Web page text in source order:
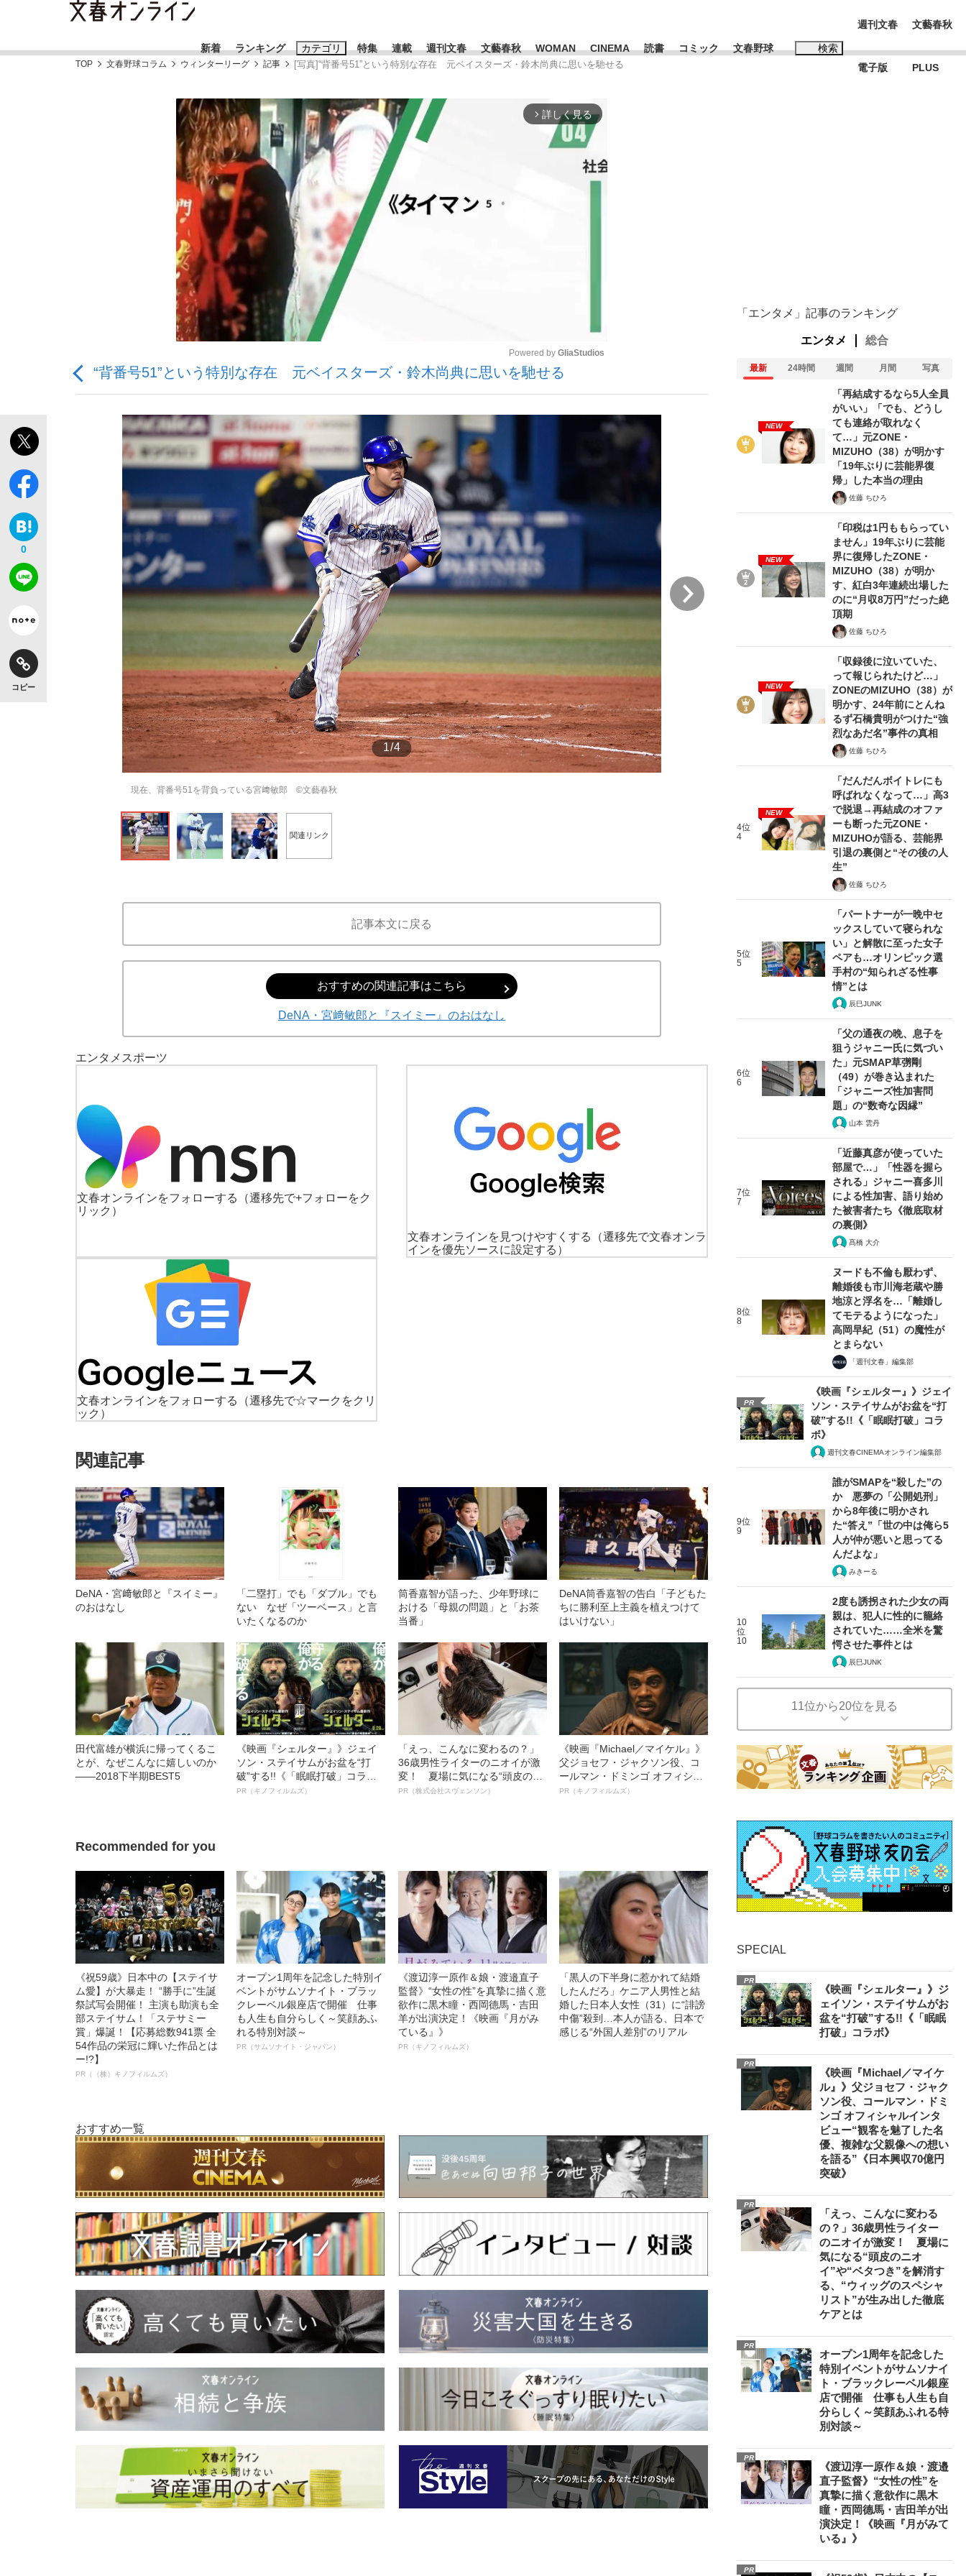
新着 ランキング カテゴリ
「90%は失敗する。でも…」本田圭佑が初めて明かした日本代表監督に...
「敗因分析は一切聞かれなかった」侍ジャパン選手が証言した“NPB聞... 「クマが悪者扱いされているのが悲しい」『北の国から』倉本聰氏（91...
「目標達成できなかったからと言って…」サッカー日本代表・森保一監督...
もっと見る
特集
終戦から81年
観る将棋、読む将棋
キングの誕生を、目撃せよ。
いまさら聞けない資産運用のすべて
もっと見る
連載 週刊文春 文藝春秋 WOMAN CINEMA 読書 コミック 文春野球 検索
おすすめのキーワードタグ一覧
#藤田晋 #三山凌輝 #高市早苗 #内田有紀
#玉木雄一郎
#亀和田武
週刊文春
電子版
文藝春秋
PLUS
TOP 文春野球コラム ウィンターリーグ 記事 [写真]“背番号51”という特別な存在 元ベイスターズ・鈴木尚典に思いを馳せる
arrow_forward_ios 詳しく見る
Mute
Powered by GliaStudios
“背番号51”という特別な存在 元ベイスターズ・鈴木尚典に思いを馳せる
0
コピー
1/4
現在、背番号51を背負っている宮﨑敏郎 ©文藝春秋
2/4
関連リンク
記事本文に戻る
おすすめの関連記事はこちら
DeNA・宮﨑敏郎と『スイミー』のおはなし
エンタメ スポーツ
文春オンラインをフォローする
（遷移先で+フォローをク
リック）
文春オンラインを見つけやすくする
（遷移先で文春オンラ
インを優先ソースに設定する）
文春オンラインをフォローする
（遷移先で☆マークをクリ
ック）
関連記事
DeNA・宮﨑敏郎と『スイミー』
のおはなし
「二塁打」でも「ダブル」でも
ない なぜ「ツーベース」と言
いたくなるのか
筒香嘉智が語った、少年野球に
おける「母親の問題」と「お茶
当番」
DeNA筒香嘉智の告白「子どもた
ちに勝利至上主義を植えつけて
はいけない」
田代富雄が横浜に帰ってくるこ
とが、なぜこんなに嬉しいのか
――2018下半期BEST5
《映画『シェルター』》ジェイ
ソン・ステイサムがお盆を“打
破”する!!《「眠眠打破」コラ
ボ》
PR（キノフィルムズ）
「えっ、こんなに変わるの？」
36歳男性ライターのニオイが激
変！ 夏場に気になる“頭皮のニ
オイ”や“ベタつき”を解消す
PR（株式会社スヴェンソン）
《映画『Michael／マイケル』》
父ジョセフ・ジャクソン役、コ
ールマン・ドミンゴ オフィシャ
ルインタビュー“観客を魅了した
PR（キノフィルムズ）
Recommended for you
《祝59歳》日本中の【ステイサ
ム愛】が大暴走！ “勝手に”生誕
祭試写会開催！ 主演も助演も全
部ステイサム！「ステサミー
賞」爆誕！【応募総数941票 全
54作品の栄冠に輝いた作品とは
ー!?】
PR（（株）キノフィルムズ）
オープン1周年を記念した特別イ
ベントがサムソナイト・ブラッ
クレーベル銀座店で開催 仕事
も人生も自分らしく～笑顔あふ
れる特別対談～
PR（サムソナイト・ジャパン）
《渡辺淳一原作＆娘・渡邉直子
監督》“女性の性”を真摯に描く意
欲作に黒木瞳・西岡德馬・吉田
羊が出演決定！《映画『月がみ
ている』》
PR（キノフィルムズ）
「黒人の下半身に惹かれて結婚
したんだろ」ケニア人男性と結
婚した日本人女性（31）に“誹謗
中傷”殺到…本人が語る、日本で
感じる“外国人差別”のリアル
おすすめ一覧
「エンタメ」記事のランキング
エンタメ 総合
最新 24時間 週間 月間 写真
NEW
「再結成するなら5人全員
がいい」「でも、どうし
ても連絡が取れなく
て…」元ZONE・
MIZUHO（38）が明かす
「19年ぶりに芸能界復
帰」した本当の理由
佐藤 ちひろ
NEW
「印税は1円ももらってい
ません」19年ぶりに芸能
界に復帰したZONE・
MIZUHO（38）が明か
す、紅白3年連続出場した
のに“月収8万円”だった絶
頂期
佐藤 ちひろ
NEW
「収録後に泣いていた、
って報じられたけど…」
ZONEのMIZUHO（38）が
明かす、24年前にとんね
るず石橋貴明がつけた“強
烈なあだ名”事件の真相
佐藤 ちひろ
4位
4
NEW
「だんだんボイトレにも
呼ばれなくなって…」高3
で脱退→再結成のオファ
ーも断った元ZONE・
MIZUHOが語る、芸能界
引退の裏側と“その後の人
生”
佐藤 ちひろ
5位
5
「パートナーが一晩中セ
ックスしていて寝られな
い」と解散に至った女子
ペアも…オリンピック選
手村の“知られざる性事
情”とは
辰巳JUNK
6位
6
「父の通夜の晩、息子を
狙うジャニー氏に気づい
た」元SMAP草彅剛
（49）が巻き込まれた
「ジャニーズ性加害問
題」の“数奇な因縁”
山本 雲丹
7位
7
「近藤真彦が使っていた
部屋で…」「性器を握ら
される」ジャニー喜多川
による性加害、語り始め
た被害者たち《徹底取材
の裏側》
髙橋 大介
8位
8
ヌードも不倫も厭わず、
離婚後も市川海老蔵や勝
地涼と浮名を…「離婚し
てモテるようになった」
高岡早紀（51）の魔性が
とまらない
「週刊文春」編集部
PR
《映画『シェルター』》ジェイ
ソン・ステイサムがお盆を“打
破”する!!《「眠眠打破」コラ
ボ》
週刊文春CINEMAオンライン編集部
9位
9
誰がSMAPを“殺した”の
か 悪夢の「公開処刑」
から8年後に明かされ
た“答え”「世の中は俺ら5
人が仲が悪いと思ってる
んだよな」
みきーる
10
位
10
2度も誘拐された少女の両
親は、犯人に性的に籠絡
されていた……全米を驚
愕させた事件とは
辰巳JUNK
11位から20位を見る
SPECIAL
PR
《映画『シェルター』》ジ
ェイソン・ステイサムがお
盆を“打破”する!!《「眠眠
打破」コラボ》
PR
《映画『Michael／マイケ
ル』》父ジョセフ・ジャク
ソン役、コールマン・ドミ
ンゴ オフィシャルインタ
ビュー“観客を魅了した名
優、複雑な父親像への想い
を語る”《日本興収70億円
突破》
PR
「えっ、こんなに変わる
の？」36歳男性ライター
のニオイが激変！ 夏場に
気になる“頭皮のニオ
イ”や“ベタつき”を解消す
る、“ウィッグのスペシャ
リスト”が生み出した徹底
ケアとは
PR
オープン1周年を記念した
特別イベントがサムソナイ
ト・ブラックレーベル銀座
店で開催 仕事も人生も自
分らしく～笑顔あふれる特
別対談～
PR
《渡辺淳一原作＆娘・渡邉
直子監督》“女性の性”を
真摯に描く意欲作に黒木
瞳・西岡德馬・吉田羊が出
演決定！《映画『月がみて
いる』》
PR